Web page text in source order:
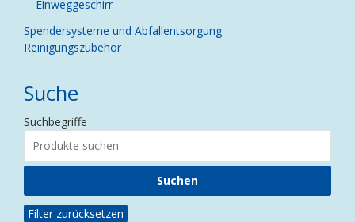
Einweggeschirr
Spendersysteme und Abfallentsorgung
Reinigungszubehör
Suche
Suchbegriffe
Filter zurücksetzen